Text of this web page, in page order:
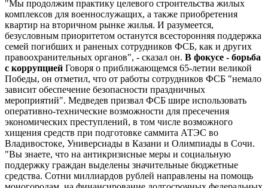
"Мы продолжим практику целевого строительства жилых
комплексов для военнослужащих, а также приобретения
квартир на вторичном рынке жилья. И разумеется,
безусловным приоритетом останутся всесторонняя поддержка
семей погибших и раненых сотрудников ФСБ, как и других
правоохранительных органов", - сказал он. В фокусе - борьба
с коррупцией Говоря о приближающемся 65-летии великой
Победы, он отметил, что от работы сотрудников ФСБ "немало
зависит обеспечение безопасности праздничных
мероприятий". Медведев призвал ФСБ шире использовать
оперативно-технические возможности для пресечения
экономических преступлений, в том числе возможного
хищения средств при подготовке саммита АТЭС во
Владивостоке, Универсиады в Казани и Олимпиады в Сочи.
"Вы знаете, что на антикризисные меры и социальную
поддержку граждан выделены значительные бюджетные
средства. Сотни миллиардов рублей направлены на помощь